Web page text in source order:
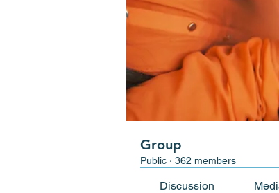
Group
Public · 362 members
Discussion